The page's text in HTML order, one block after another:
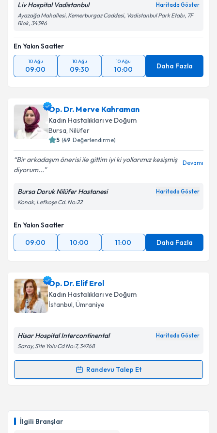
İlgili Branşlar
Liv Hospital Vadistanbul Haritada Göster
Ayazağa Mahallesi, Kemerburgaz Caddesi, Vadistanbul Park Etabı, 7F
Blok, 34396
En Yakın Saatler
10 Ağu
09:00
10 Ağu
09:30
10 Ağu
10:00 Daha Fazla
Op. Dr. Merve Kahraman
Kadın Hastalıkları ve Doğum
Bursa, Nilüfer
5 (49 Değerlendirme)
Bir arkadaşım önerisi ile gittim iyi ki yollarımız kesişmiş
diyorum...
Devamı
Bursa Doruk Nilüfer Hastanesi Haritada Göster
Konak, Lefkoşe Cd. No:22
En Yakın Saatler
09:00
10:00 11:00 Daha Fazla
Op. Dr. Elif Erol
Kadın Hastalıkları ve Doğum
İstanbul, Ümraniye
Hisar Hospital Intercontinental Haritada Göster
Saray, Site Yolu Cd No:7, 34768
Randevu Talep Et
Randevu Takvimi Talebi
hazırlandığında e-posta ile bilgilendireceğiz.